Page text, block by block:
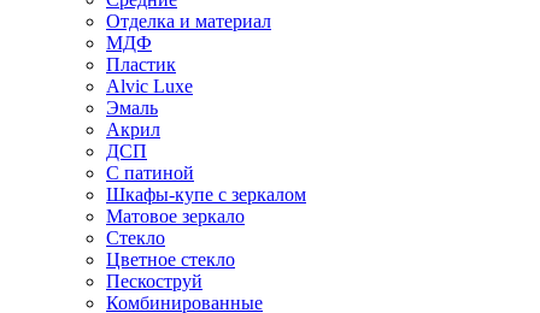
Отделка и материал
МДФ
Пластик
Alvic Luxe
Эмаль
Акрил
ДСП
С патиной
Шкафы-купе с зеркалом
Матовое зеркало
Стекло
Цветное стекло
Пескоструй
Комбинированные